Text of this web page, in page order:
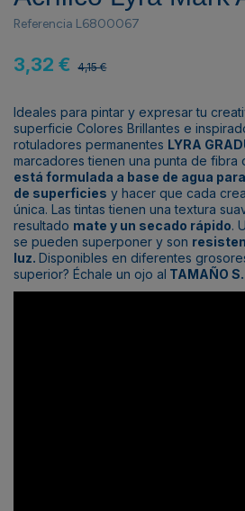
Referencia L6800067
3,32 € 4,15 €
Ideales para pintar y expresar tu
superficie Colores Brillantes e
rotuladores permanentes LYRA
marcadores tienen una punta de fibra
está formulada a base de agua
de superficies y hacer que cada
única. Las tintas tienen una textura
resultado mate y un secado rápido.
se pueden superponer y son
luz. Disponibles en diferentes
superior? Échale un ojo al TAMAÑO S.